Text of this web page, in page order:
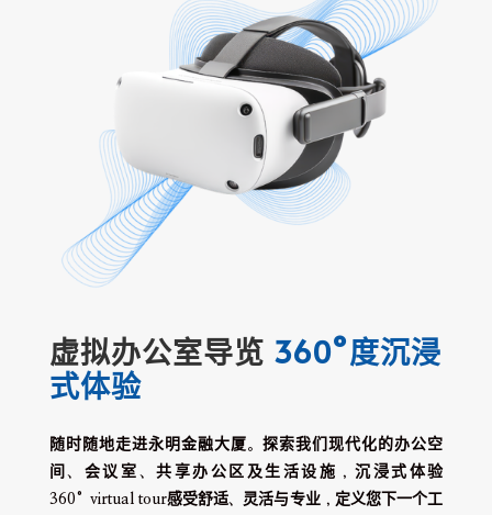
虚拟办公室导览 360°度沉浸
式体验
随时随地走进永明金融大厦。探索我们现代化的办公空
间、会议室、共享办公区及生活设施，沉浸式体验
360°virtual tour感受舒适、灵活与专业，定义您下一个工